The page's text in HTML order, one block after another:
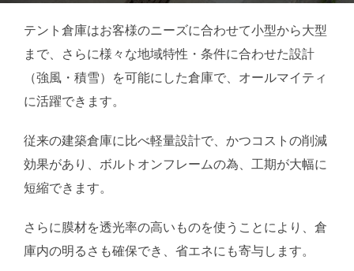
テント倉庫はお客様のニーズに合わせて小型から大型
まで、さらに様々な地域特性・条件に合わせた設計
（強風・積雪）を可能にした倉庫で、オールマイティ
に活躍できます。
従来の建築倉庫に比べ軽量設計で、かつコストの削減
効果があり、ボルトオンフレームの為、工期が大幅に
短縮できます。
さらに膜材を透光率の高いものを使うことにより、倉
庫内の明るさも確保でき、省エネにも寄与します。